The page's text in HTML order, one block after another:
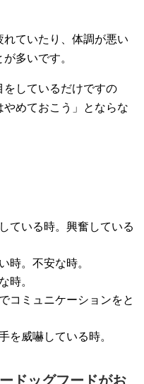
ていたり、体調が悪い
多いです。
をしているだけですの
めておこう」とならな
ている時。興奮している
時。不安な時。
時。
でコミュニケーションをと
を威嚇している時。
ドッグフードがお